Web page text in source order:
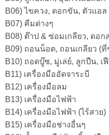
B06) ไขควง, ดอกขัน, ตัวแอล
B07) คีมต่างๆ
B08) ต๊าป & ซ่อมเกลียว, ดอก
B09) ถอนน็อต, ถอนเกลียว (
B10) ถอดบู๊ซ, มู่เล่ย์, ลูกปืน, เ
B11) เครื่องมืออัดจาระบี
B12) เครื่องมือลม
B13) เครื่องมือไฟฟ้า
B14) เครื่องมือไฟฟ้า (ไร้สาย)
B15) เครื่องมือช่างอื่นๆ